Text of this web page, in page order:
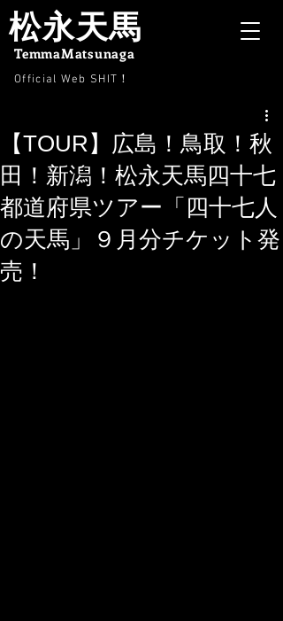
Official Web SHIT ！
松永天馬
TemmaMatsunaga
【TOUR】広島！鳥取！秋
田！新潟！松永天馬四十七
都道府県ツアー「四十七人
の天馬」９月分チケット発
売！